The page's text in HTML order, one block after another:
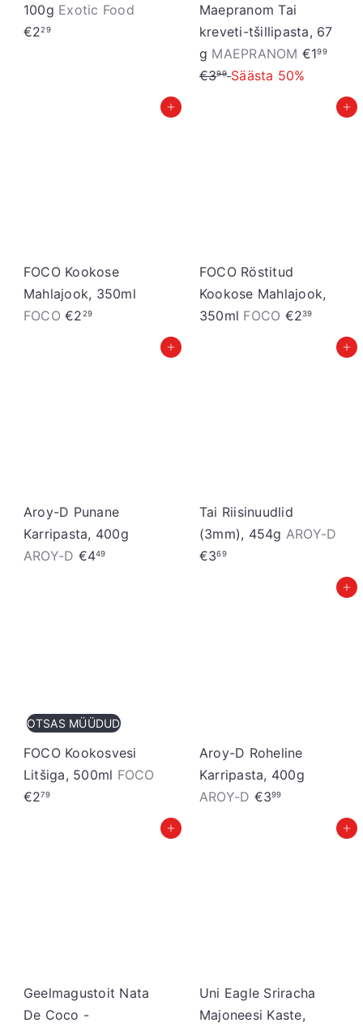
100g Exotic Food
€229
Maepranom Tai
kreveti-tšillipasta, 67
g MAEPRANOM S
o
€199T
€399 Säästa 50%
Lisa ostukorvi
FOCO Kookose
Mahlajook, 350ml
FOCO€229
Lisa ostukorvi
FOCO Röstitud
Kookose Mahlajook,
350ml FOCO €239
Lisa ostukorvi
Aroy-D Punane
Karripasta, 400g
AROY-D €449
Lisa ostukorvi
Tai Riisinuudlid
(3mm), 454g AROY-D
€369
OTSAS MÜÜDUD
FOCO Kookosvesi
Litšiga, 500ml FOCO
€279
Lisa ostukorvi
Aroy-D Roheline
Karripasta, 400g
AROY-D €399
Lisa ostukorvi
Geelmagustoit Nata
De Coco -
Lisa ostukorvi
Uni Eagle Sriracha
Majoneesi Kaste,